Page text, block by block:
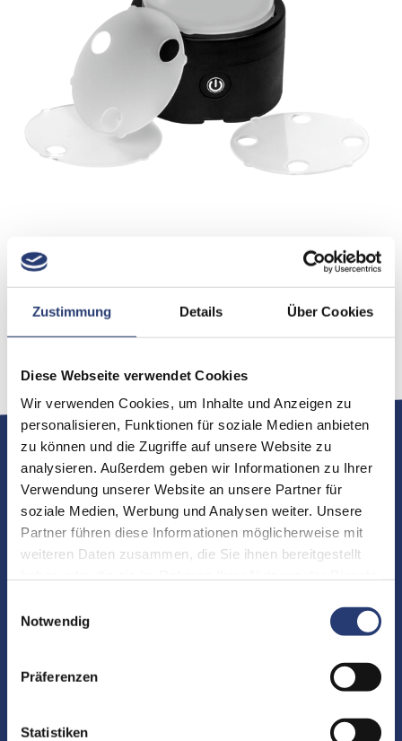
Zustimmung Details Über Cookies
Diese Webseite verwendet Cookies
Wir verwenden Cookies, um Inhalte und Anzeigen zu
personalisieren, Funktionen für soziale Medien anbieten
zu können und die Zugriffe auf unsere Website zu
analysieren. Außerdem geben wir Informationen zu Ihrer
Verwendung unserer Website an unsere Partner für
soziale Medien, Werbung und Analysen weiter. Unsere
Partner führen diese Informationen möglicherweise mit
weiteren Daten zusammen, die Sie ihnen bereitgestellt
Notwendig
Präferenzen
Statistiken
Zum Warenkorb hinzufügen
Kreire tolle Effekte mit dem Astera Diffusor Dome.
Geeignet für